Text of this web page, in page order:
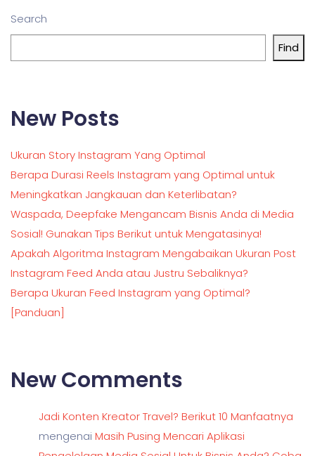
Search
Find
New Posts
Ukuran Story Instagram Yang Optimal
Berapa Durasi Reels Instagram yang Optimal untuk
Meningkatkan Jangkauan dan Keterlibatan?
Waspada, Deepfake Mengancam Bisnis Anda di Media
Sosial! Gunakan Tips Berikut untuk Mengatasinya!
Apakah Algoritma Instagram Mengabaikan Ukuran Post
Instagram Feed Anda atau Justru Sebaliknya?
Berapa Ukuran Feed Instagram yang Optimal?
[Panduan]
New Comments
Jadi Konten Kreator Travel? Berikut 10 Manfaatnya
mengenai Masih Pusing Mencari Aplikasi